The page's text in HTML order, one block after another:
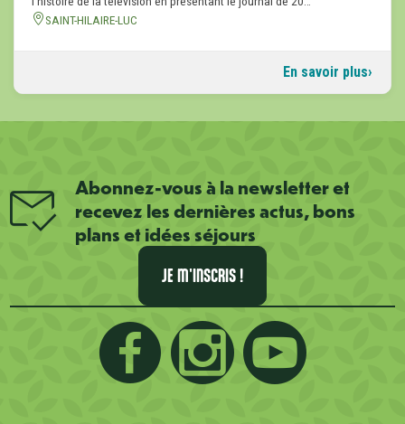
SAINT-HILAIRE-LUC
En savoir plus
Abonnez-vous à la newsletter et
recevez les dernières actus, bons
plans et idées séjours
JE M'INSCRIS !